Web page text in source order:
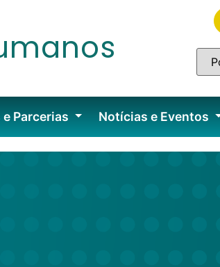
Parcerias Notícias e Eventos